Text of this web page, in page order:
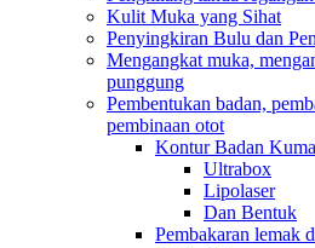
Kulit Muka yang Sihat
Penyingkiran Bulu dan
Mengangkat muka,
punggung
Pembentukan badan,
pembinaan otot
Kontur Badan
Ultrabox
Lipolaser
Dan Bentuk
Pembakaran lemak